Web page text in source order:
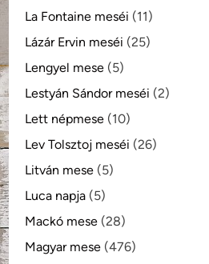
La Fontaine meséi (11)
Lázár Ervin meséi (25)
Lengyel mese (5)
Lestyán Sándor meséi (2)
Lett népmese (10)
Lev Tolsztoj meséi (26)
Litván mese (5)
Luca napja (5)
Mackó mese (28)
Magyar mese (476)